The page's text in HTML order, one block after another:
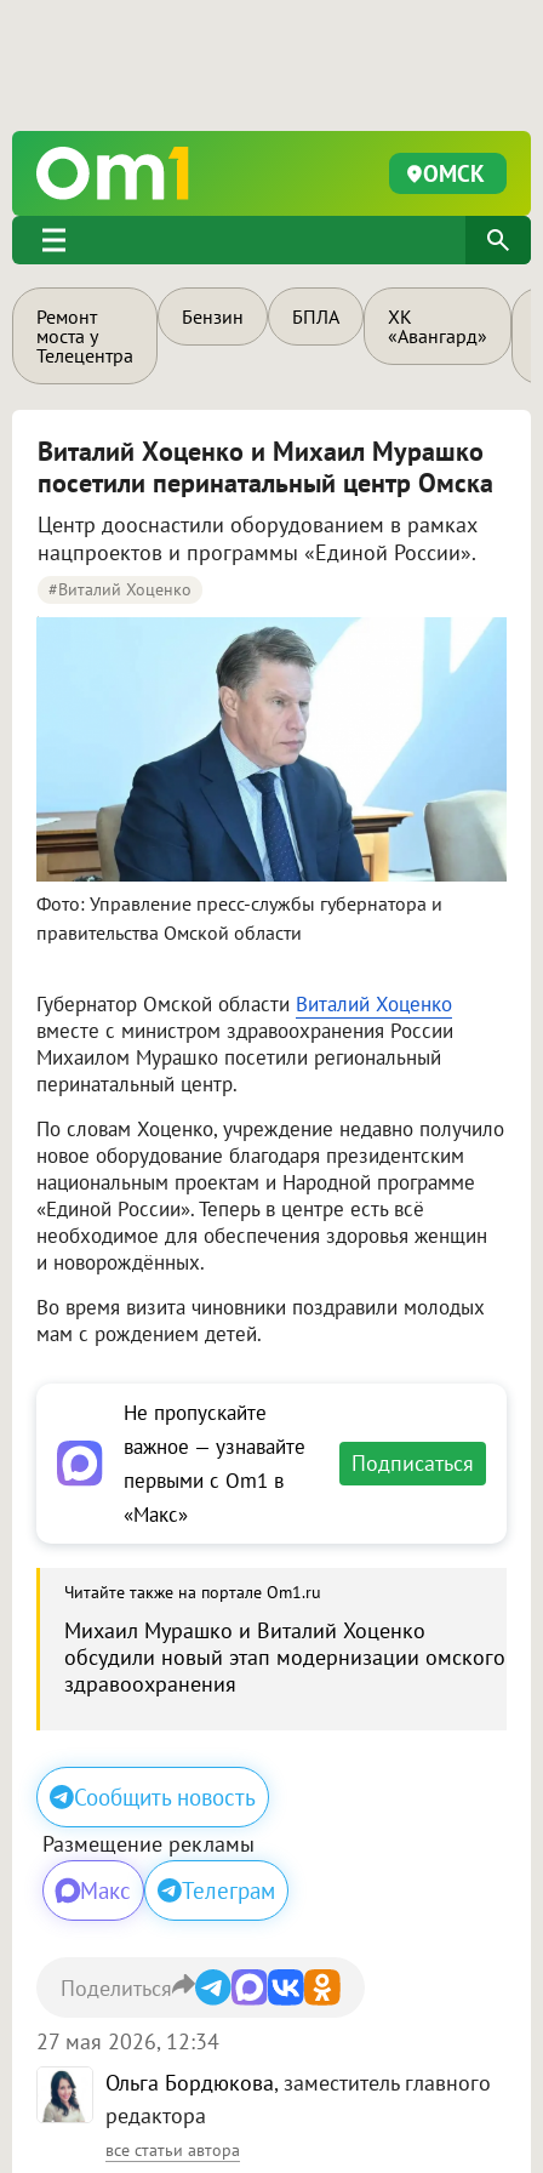
ОМСК
Ремонт
моста у
Телецентра
Бензин БПЛА
ХК
«Авангард»
Виталий Хоценко и Михаил Мурашко
посетили перинатальный центр Омска
Центр дооснастили оборудованием в рамках
нацпроектов и программы «Единой России».
#Виталий Хоценко
Фото: Управление пресс-службы губернатора и
правительства Омской области
Губернатор Омской области Виталий Хоценко
вместе с министром здравоохранения России
Михаилом Мурашко посетили региональный
перинатальный центр.
По словам Хоценко, учреждение недавно получило
новое оборудование благодаря президентским
национальным проектам и Народной программе
«Единой России». Теперь в центре есть всё
необходимое для обеспечения здоровья женщин
и новорождённых.
Во время визита чиновники поздравили молодых
мам с рождением детей.
Не пропускайте
важное — узнавайте
первыми с Om1 в
«Макс»
Подписаться
Читайте также на портале Om1.ru
Михаил Мурашко и Виталий Хоценко
обсудили новый этап модернизации омского
здравоохранения
Сообщить новость
Размещение рекламы
Макс Телеграм
Ольга Бордюкова, заместитель главного
редактора
все статьи автора
27 мая 2026, 12:34
Поделиться